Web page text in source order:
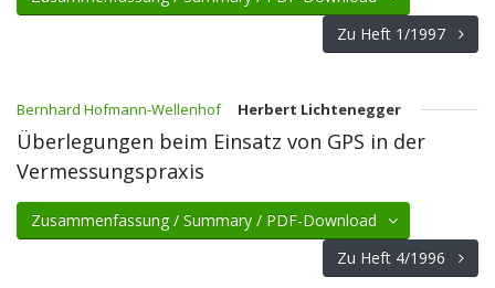
Zu Heft 1/1997
Bernhard Hofmann-Wellenhof Herbert Lichtenegger
Überlegungen beim Einsatz von GPS in der
Vermessungspraxis
Zusammenfassung / Summary / PDF-Download
Zu Heft 4/1996